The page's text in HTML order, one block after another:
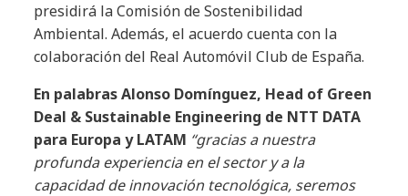
presidirá la Comisión de Sostenibilidad
Ambiental. Además, el acuerdo cuenta con la
colaboración del Real Automóvil Club de España.
En palabras Alonso Domínguez, Head of Green
Deal & Sustainable Engineering de NTT DATA
para Europa y LATAM “gracias a nuestra
profunda experiencia en el sector y a la
capacidad de innovación tecnológica, seremos